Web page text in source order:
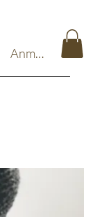
Anmelden